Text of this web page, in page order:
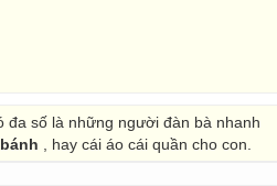
đa số là những người đàn bà nhanh
, hay cái áo cái quần cho con.